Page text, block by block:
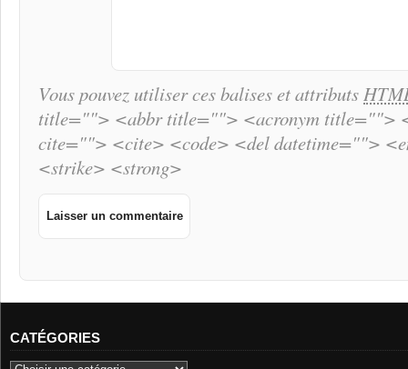
Vous pouvez utiliser ces balises et attributs
title=""> <abbr title=""> <acronym title="">
cite=""> <cite> <code> <del datetime="">
<strike> <strong>
CATÉGORIES